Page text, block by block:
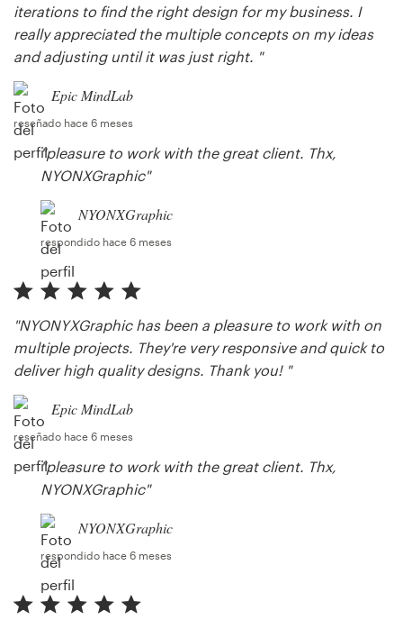
iterations to find the right design for my business. I
really appreciated the multiple concepts on my ideas
and adjusting until it was just right. "
Epic MindLab
reseñado hace 6 meses
"pleasure to work with the great client. Thx,
NYONXGraphic"
NYONXGraphic
respondido hace 6 meses
"NYONYXGraphic has been a pleasure to work with on
multiple projects. They're very responsive and quick to
deliver high quality designs. Thank you! "
Epic MindLab
reseñado hace 6 meses
"pleasure to work with the great client. Thx,
NYONXGraphic"
NYONXGraphic
respondido hace 6 meses